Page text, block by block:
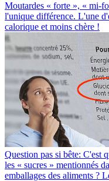
Moutardes « forte », « mi-
l'unique différence. L'une
calorique et moins chère !
Question pas si bête: C'est
les « sucres » mentionnés
emballages des aliments ?